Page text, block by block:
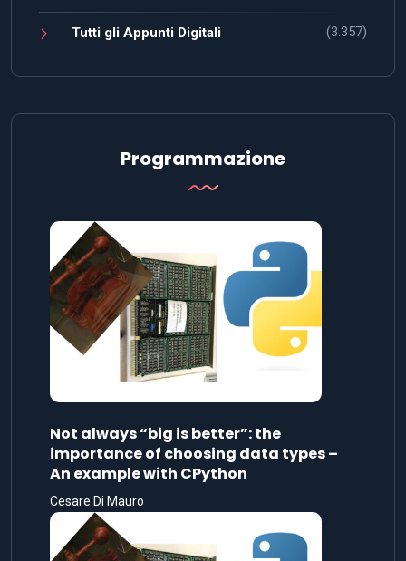
Tutti gli Appunti Digitali (3.357)
Programmazione
Not always “big is better”: the
importance of choosing data types –
An example with CPython
Cesare Di Mauro